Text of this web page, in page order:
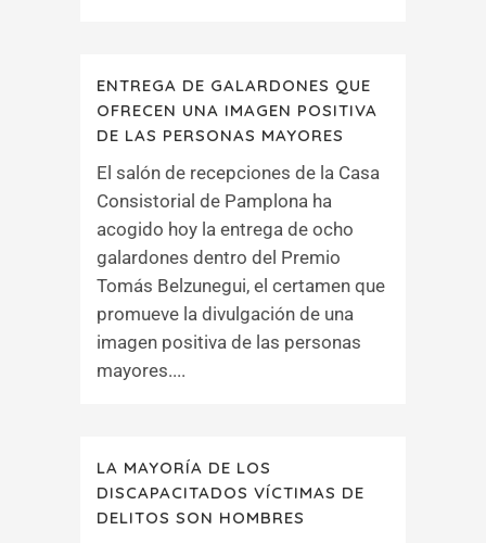
ENTREGA DE GALARDONES QUE
OFRECEN UNA IMAGEN POSITIVA
DE LAS PERSONAS MAYORES
El salón de recepciones de la Casa
Consistorial de Pamplona ha
acogido hoy la entrega de ocho
galardones dentro del Premio
Tomás Belzunegui, el certamen que
promueve la divulgación de una
imagen positiva de las personas
mayores....
LA MAYORÍA DE LOS
DISCAPACITADOS VÍCTIMAS DE
DELITOS SON HOMBRES